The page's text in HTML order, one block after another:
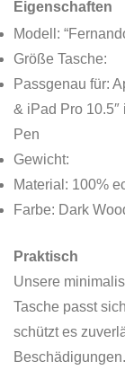
Eigenschaften
Modell:
Größe Tasche:
Passgenau für:
& iPad Pro
Pen
Gewicht:
Material: 100%
Farbe: Dark
Praktisch
Unsere
Tasche passt
schützt es